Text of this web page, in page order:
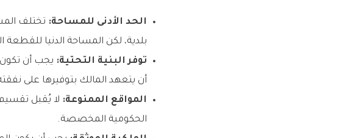
الحد الأدنى للمساحة: تختلف
بلدية، لكن المساحة الدنيا للقطعة
توفر البنية التحتية: يجب أن
أن يتعهد المالك بتوفيرها على
المواقع الممنوعة: لا يُقبل
الحكومية المخصصة.